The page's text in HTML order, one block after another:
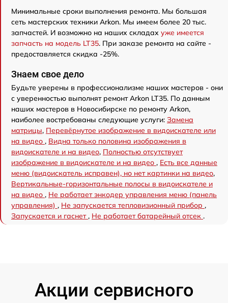
Минимальные сроки выполнения ремонта. Мы большая
сеть мастерских техники Arkon. Мы имеем более 20 тыс.
запчастей. И возможно на наших складах уже имеется
запчасть на модель LT35. При заказе ремонта на сайте -
предоставляется скидка -25%.
Знаем свое дело
Будьте уверены в профессионализме наших мастеров - они
с уверенностью выполнят ремонт Arkon LT35. По данным
наших мастеров в Новосибирске по ремонту Arkon,
наиболее востребованы следующие услуги: Замена
матрицы, Перевёрнутое изображение в видоискателе или
на видео , Видна только половина изображения в
видоискателе и на видео, Полностью отсутствует
изображение в видоискателе и на видео , Есть все данные
меню (видоискатель исправен), но нет картинки на видео,
Вертикальные-горизонтальные полосы в видоискателе и
на видео , Не работает энкодер управления меню (панель
управления) , Не запускается тепловизионный прибор ,
Запускается и гаснет, Не работает батарейный отсек .
Акции сервисного